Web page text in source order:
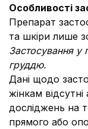
Особливості
Препарат
та шкіри лише
Застосування у
груддю.
Дані щодо
жінкам
досліджень на
прямого або